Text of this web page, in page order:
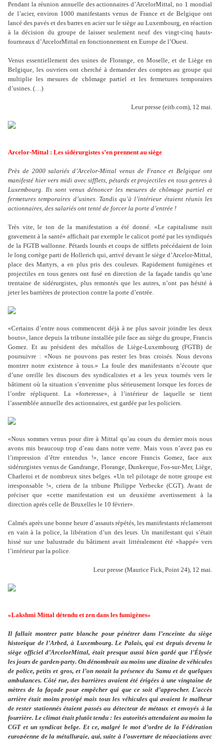
Pendant la réunion annuelle des actionnaires d’ArcelorMittal, no 1 mondial
de l’acier, environ 1000 manifestants venus de France et de Belgique ont
lancé des pavés et des barres en acier sur le siège au Luxembourg, en réaction
à la décision du groupe de laisser seulement neuf des vingt-cinq hauts-
fourneaux d’ArcelorMittal en fonctionnement en Europe de l’Ouest.
Venus essentiellement des usines de Florange, en Moselle, et de Liège en
Belgique, les ouvriers ont cherché à demander des comptes au groupe qui
multiplie les mesures de chômage partiel et les fermetures temporaires
d’usines. (…)
Leur presse (eitb.com), 12 mai.
Arcelor-Mittal : Les sidérurgistes s’en prennent au siège
Près de 2000 salariés d’Arcelor-Mittal venus de France et Belgique ont
manifesté hier vers midi avec sifflets, pétards et projectiles en tous genres à
Luxembourg. Ils sont venus dénoncer les mesures de chômage partiel et
fermetures temporaires d’usines. Tandis qu ’à l’intérieur étaient réunis les
actionnaires, des salariés ont tenté de forcer la porte d’entrée !
Très vite, le ton de la manifestation a été donné. «Le capitalisme nuit
gravement à la santé» affichait par exemple le calicot porté par les syndiqués
de la FGTB wallonne. Pétards lourds et coups de sifflets précédaient de loin
le long cortège parti de Hollerich qui, arrivé devant le siège d’Arcelor-Mittal,
place des Martyrs, a en plus pris des couleurs. Rapidement fumigènes et
projectiles en tous genres ont fusé en direction de la façade tandis qu’une
trentaine de sidérurgistes, plus remontés que les autres, n’ont pas hésité à
jeter les barrières de protection contre la porte d’entrée.
«Certains d’entre nous commencent déjà à ne plus savoir joindre les deux
bouts», lance depuis la tribune installée pile face au siège du groupe, Francis
Gomez. Et au président des métallos de Liège-Luxembourg (FGTB) de
poursuivre : «Nous ne pouvons pas rester les bras croisés. Nous devons
montrer notre existence à tous.» La foule des manifestants n’écoute que
d’une oreille les discours des syndicalistes et a les yeux tournés vers le
bâtiment où la situation s’envenime plus sérieusement lorsque les forces de
l’ordre répliquent. La «forteresse», à l’intérieur de laquelle se tient
l’assemblée annuelle des actionnaires, est gardée par les policiers.
«Nous sommes venus pour dire à Mittal qu’au cours du dernier mois nous
avons mis beaucoup trop d’eau dans notre verre. Mais vous n’avez pas eu
l’impression d’être entendus !», lance encore Francis Gomez, face aux
sidérurgistes venus de Gandrange, Florange, Dunkerque, Fos-sur-Mer, Liège,
Charleroi et de nombreux sites belges. «Un tel pilotage de notre groupe est
irresponsable !», criera de la tribune Philippe Verbecke (CGT). Avant de
préciser que «cette manifestation est un deuxième avertissement à la
direction après celle de Bruxelles le 10 février».
Calmés après une bonne heure d’assauts répétés, les manifestants réclameront
en vain à la police, la libération d’un des leurs. Un manifestant qui s’était
hissé sur une balustrade du bâtiment avait littéralement été «happé» vers
l’intérieur par la police.
Leur presse (Maurice Fick, Point 24), 12 mai.
«Lakshmi Mittal détendu et zen dans les fumigènes»
Il fallait montrer patte blanche pour pénétrer dans l’enceinte du siège
historique de l’Arbed, à Luxembourg. Le Palais, qui est depuis devenu le
siège officiel d’ArcelorMittal, était presque aussi bien gardé que l’Élysée
les jours de garden-party. On dénombrait au moins une dizaine de véhicules
de police, petits et gros, et l’on notait la présence du Samu et de quelques
ambulances. Côté rue, des barrières avaient été érigées à une vingtaine de
mètres de la façade pour empêcher qui que ce soit d’approcher. L’accès
arrière était moins protégé mais tous les véhicules qui avaient le malheur
de rester stationnés étaient passés au détecteur de métaux et envoyés à la
fourrière. Le climat était plutôt tendu : les autorités attendaient au moins la
CGT et un syndicat belge. Et ce, malgré le mot d’ordre de la Fédération
européenne de la métallurgie, qui, suite à l’ouverture de négociations avec